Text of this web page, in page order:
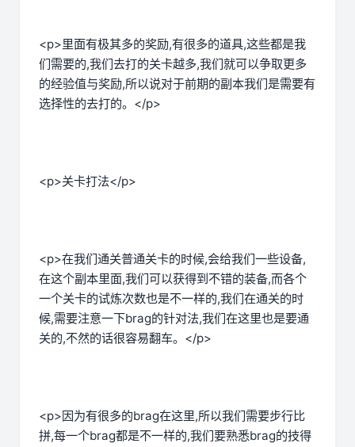
<p>里面有极其多的奖励,有很多的道具,这些都是我
们需要的,我们去打的关卡越多,我们就可以争取更多
的经验值与奖励,所以说对于前期的副本我们是需要有
选择性的去打的。</p>
<p>关卡打法</p>
<p>在我们通关普通关卡的时候,会给我们一些设备,
在这个副本里面,我们可以获得到不错的装备,而各个
一个关卡的试炼次数也是不一样的,我们在通关的时
候,需要注意一下brag的针对法,我们在这里也是要通
关的,不然的话很容易翻车。</p>
<p>因为有很多的brag在这里,所以我们需要步行比
拼,每一个brag都是不一样的,我们要熟悉brag的技得